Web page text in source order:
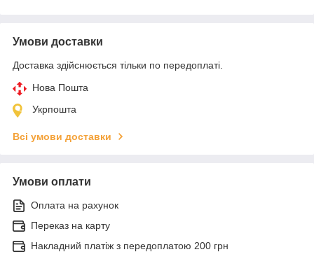
Умови доставки
Доставка здійснюється тільки по передоплаті.
Нова Пошта
Укрпошта
Всі умови доставки
Умови оплати
Оплата на рахунок
Переказ на карту
Накладний платіж з передоплатою 200 грн